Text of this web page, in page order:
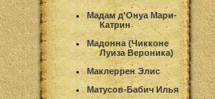
Мадам д'Онуа Мари-
Катрин
Мадонна (Чикконе
Луиза Вероника)
Маклеррен Элис
Матусов-Бабич Илья